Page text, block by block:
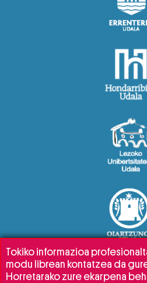
Tokiko informazioa
modu librean kontatzea da
Horretarako zure ekarpena